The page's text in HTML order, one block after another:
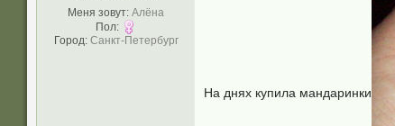
Меня зовут: Алёна
Пол:
Город: Санкт-Петербург
На днях купила мандаринки